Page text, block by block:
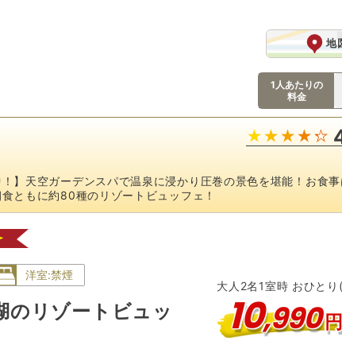
地
1人あたりの
料金
！】天空ガーデンスパで温泉に浸かり圧巻の景色を堪能！お食
ともに約80種のリゾートビュッフェ！
洋室:禁煙
のリゾートビュッ
大人 2名 1室時 おひとり
10,990